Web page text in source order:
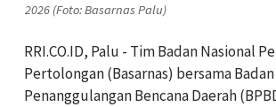
2026 (Foto: Basarnas Palu)
RRI.CO.ID, Palu - Tim Badan Nasional
Pertolongan (Basarnas) bersama Badan
Penanggulangan Bencana Daerah